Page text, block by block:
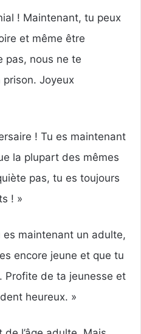
! Maintenant, tu peux
et même être
pas, nous ne te
Joyeux
! Tu es maintenant
la plupart des mêmes
pas, tu es toujours
! »
es maintenant un adulte,
encore jeune et que tu
Profite de ta jeunesse et
heureux. »